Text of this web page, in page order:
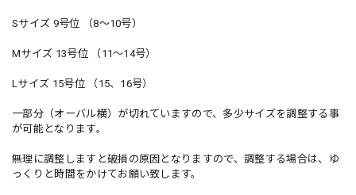
Sサイズ 9号位 （8〜10号）
Mサイズ 13号位 （11〜14号）
Lサイズ 15号位 （15、16号）
一部分（オーバル横）が切れていますので、多少サイズを調整する事
が可能となります。
無理に調整しますと破損の原因となりますので、調整する場合は、ゆ
っくりと時間をかけてお願い致します。